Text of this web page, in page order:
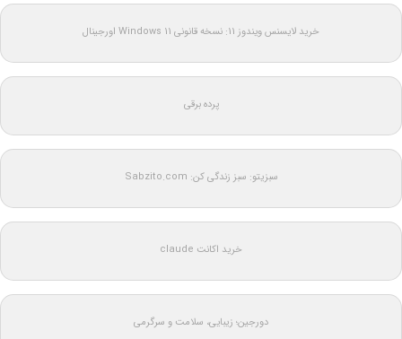
خرید لایسنس ویندوز 11: نسخه قانونی Windows 11 اورجینال
پرده برقی
سبزیتو: سبز زندگی کن: Sabzito.com
خرید اکانت claude
دورجین؛ زیبایی، سلامت و سرگرمی